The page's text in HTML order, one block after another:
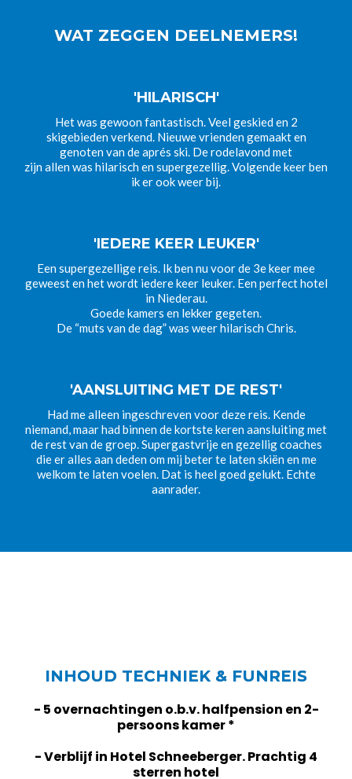
WAT ZEGGEN DEELNEMERS!
'HILARISCH'
Het was gewoon fantastisch. Veel geskied en 2
skigebieden verkend. Nieuwe vrienden gemaakt en
genoten van de aprés ski. De rodelavond met
zijn allen was hilarisch en supergezellig. Volgende keer ben
ik er ook weer bij.
'IEDERE KEER LEUKER'
Een supergezellige reis. Ik ben nu voor de 3e keer mee
geweest en het wordt iedere keer leuker. Een perfect hotel
in Niederau.
Goede kamers en lekker gegeten.
De “muts van de dag” was weer hilarisch Chris.
'AANSLUITING MET DE REST'
Had me alleen ingeschreven voor deze reis. Kende
niemand, maar had binnen de kortste keren aansluiting met
de rest van de groep. Supergastvrije en gezellig coaches
die er alles aan deden om mij beter te laten skiën en me
welkom te laten voelen. Dat is heel goed gelukt. Echte
aanrader.
INHOUD TECHNIEK & FUNREIS
- 5 overnachtingen o.b.v. halfpension en 2-
persoons kamer *
- Verblijf in Hotel Schneeberger. Prachtig 4
sterren hotel